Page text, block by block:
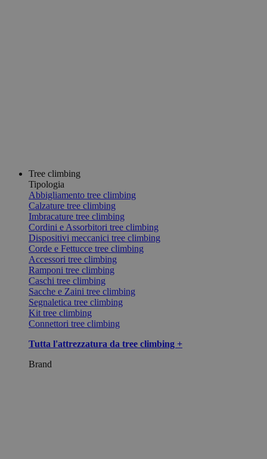
Tree climbing
Tipologia
Abbigliamento tree climbing
Calzature tree climbing
Imbracature tree climbing
Cordini e Assorbitori tree climbing
Dispositivi meccanici tree climbing
Corde e Fettucce tree climbing
Accessori tree climbing
Ramponi tree climbing
Caschi tree climbing
Sacche e Zaini tree climbing
Segnaletica tree climbing
Kit tree climbing
Connettori tree climbing
Tutta l'attrezzatura da tree climbing +
Brand